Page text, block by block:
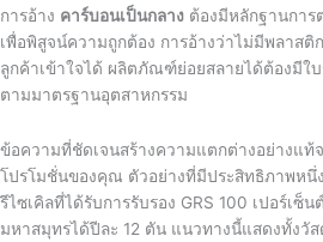
การอ้าง คาร์บอนเป็นกลาง ต้องมีหลักฐานการ
เพื่อพิสูจน์ความถูกต้อง การอ้างว่าไม่มีพลาส
ลูกค้าเข้าใจได้ ผลิตภัณฑ์ย่อยสลายได้ต้องมีใบ
ตามมาตรฐานอุตสาหกรรม
ข้อความที่ชัดเจนสร้างความแตกต่างอย่างแท้
โปรโมชั่นของคุณ ตัวอย่างที่มีประสิทธิภาพหนึ่
รีไซเคิลที่ได้รับการรับรอง GRS 100 เปอร์เ
มหาสมุทรได้ปีละ 12 ตัน แนวทางนี้แสดงทั้งวั